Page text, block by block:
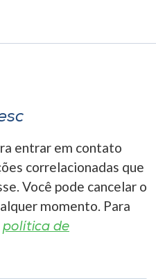
entrar em contato
correlacionadas que
Você pode cancelar o
momento. Para
política de